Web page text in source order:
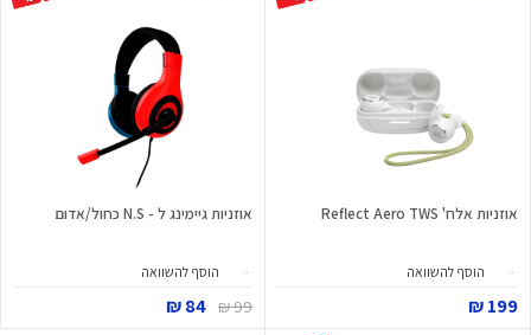
אוזניות אלח' Reflect Aero TWS
הוסף להשוואה
199 ₪
אוזניות גיימינג ל - N.S כחול/אדום
הוסף להשוואה
99 ₪
84 ₪